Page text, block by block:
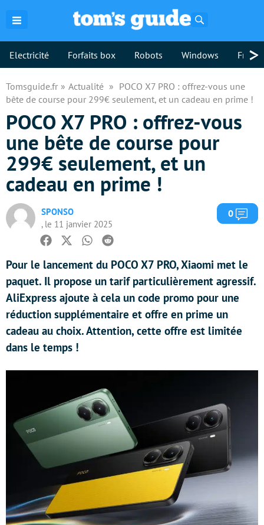
Electricité Forfaits box Robots Windows >
Tomsguide.fr Actualité
POCO X7 PRO : offrez-vous une
bête de course pour 299€ seulement, et un cadeau en prime !
POCO X7 PRO : offrez-vous
une bête de course pour
299€ seulement, et un
cadeau en prime !
SPONSO
, le 11 janvier 2025
0
Facebook
TwitterWhatsapp
Reddit
Pour le lancement du POCO X7 PRO, Xiaomi met le
paquet. Il propose un tarif particulièrement agressif.
AliExpress ajoute à cela un code promo pour une
réduction supplémentaire et offre en prime un
cadeau au choix. Attention, cette offre est limitée
dans le temps !